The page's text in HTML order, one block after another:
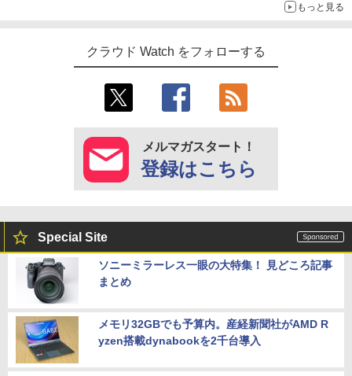
もっと見る
クラウド Watch をフォローする
メルマガスタート！
登録はこちら
Special Site
ソニーミラーレス一眼の大特集！ 見どころ記事
まとめ
メモリ32GBでも予算内。産経新聞社がAMD R
yzen搭載dynabookを2千台導入